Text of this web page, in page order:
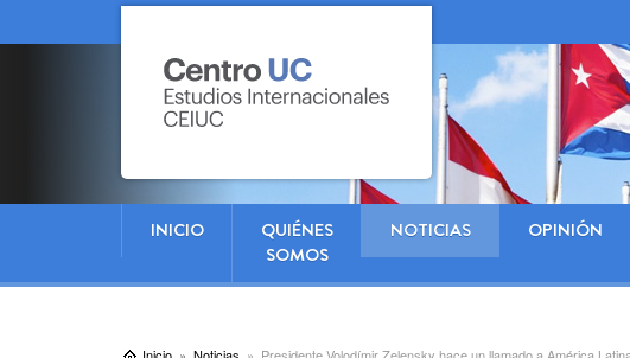
INICIO
QUIÉNES
SOMOS
NOTICIAS OPINIÓN